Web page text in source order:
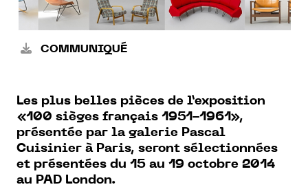
COMMUNIQUÉ
Les plus belles pièces de l’exposition
«100 sièges français 1951-1961»,
présentée par la galerie Pascal
Cuisinier à Paris, seront sélectionnées
et présentées du 15 au 19 octobre 2014
au PAD London.